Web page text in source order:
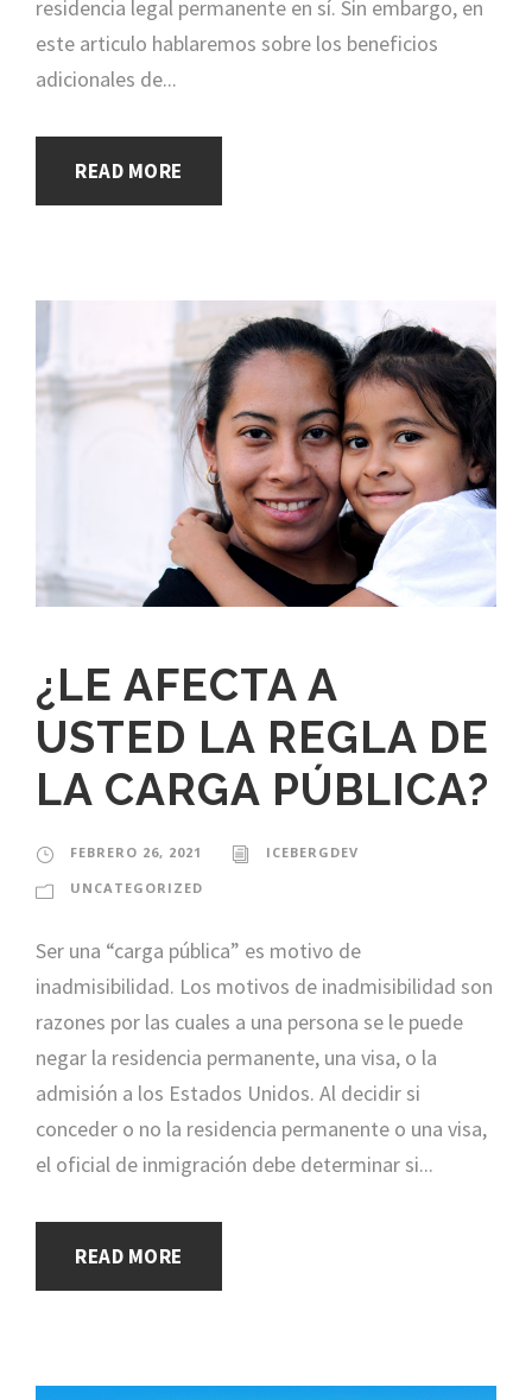
residencia legal permanente en sí. Sin embargo, en
este articulo hablaremos sobre los beneficios
adicionales de...
READ MORE
¿LE AFECTA A
USTED LA REGLA DE
LA CARGA PÚBLICA?
FEBRERO 26, 2021
ICEBERGDEV
UNCATEGORIZED
Ser una “carga pública” es motivo de
inadmisibilidad. Los motivos de inadmisibilidad son
razones por las cuales a una persona se le puede
negar la residencia permanente, una visa, o la
admisión a los Estados Unidos. Al decidir si
conceder o no la residencia permanente o una visa,
el oficial de inmigración debe determinar si...
READ MORE